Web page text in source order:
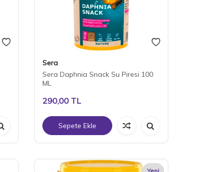
Sera
Sera Daphnia Snack Su Piresi 100
ML
290,00TL
Sepete Ekle
Yeni